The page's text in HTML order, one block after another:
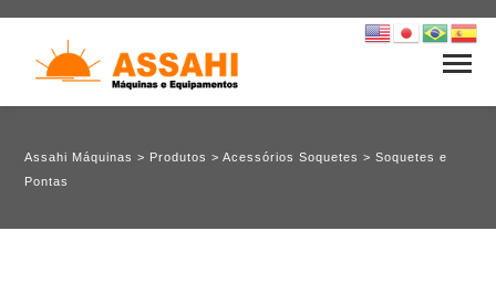
Assahi Máquinas > Produtos >Acessórios Soquetes >Soquetes e
Pontas